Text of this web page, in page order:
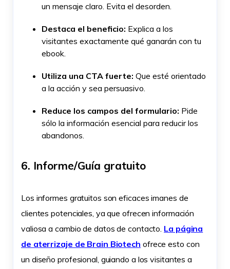
un mensaje claro. Evita el desorden.
Destaca el beneficio: Explica a los
visitantes exactamente qué ganarán con tu
ebook.
Utiliza una CTA fuerte: Que esté orientado
a la acción y sea persuasivo.
Reduce los campos del formulario: Pide
sólo la información esencial para reducir los
abandonos.
6. Informe/Guía gratuito
Los informes gratuitos son eficaces imanes de
clientes potenciales, ya que ofrecen información
valiosa a cambio de datos de contacto. La página
de aterrizaje de Brain Biotech ofrece esto con
un diseño profesional, guiando a los visitantes a